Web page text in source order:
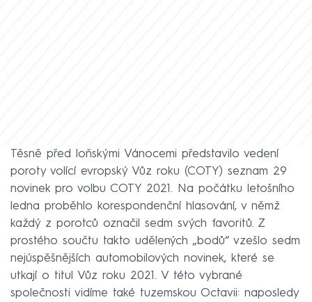
Těsně před loňskými Vánocemi představilo vedení
poroty volící evropský Vůz roku (COTY) seznam 29
novinek pro volbu COTY 2021. Na počátku letošního
ledna proběhlo korespondenční hlasování, v němž
každý z porotců označil sedm svých favoritů. Z
prostého součtu takto udělených „bodů“ vzešlo sedm
nejúspěšnějších automobilových novinek, které se
utkají o titul Vůz roku 2021. V této vybrané
společnosti vidíme také tuzemskou Octavii: naposledy